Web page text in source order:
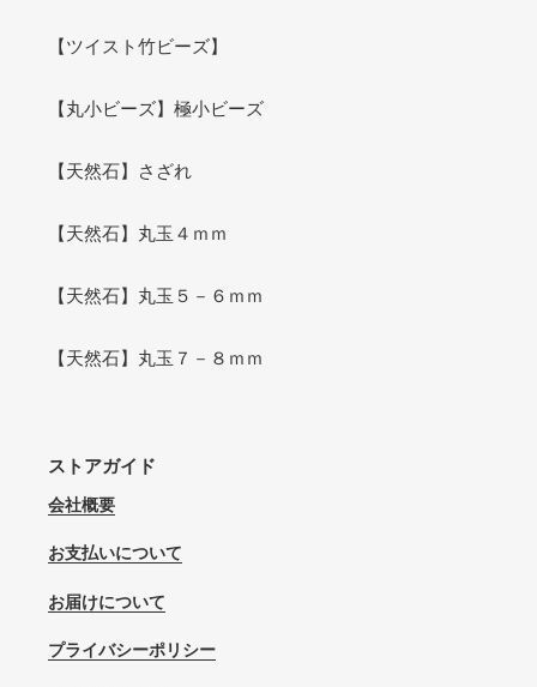
【ツイスト竹ビーズ】
【丸小ビーズ】極小ビーズ
【天然石】さざれ
【天然石】丸玉４ｍｍ
【天然石】丸玉５－６ｍｍ
【天然石】丸玉７－８ｍｍ
ストアガイド
会社概要
お支払いについて
お届けについて
プライバシーポリシー